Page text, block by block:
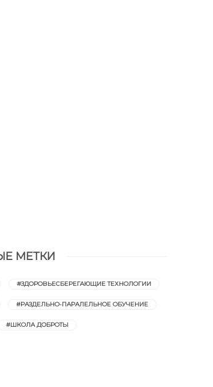
МЕТКИ
#ЗДОРОВЬЕСБЕРЕГАЮЩИЕ ТЕХНОЛОГИИ
#РАЗДЕЛЬНО-ПАРАЛЕЛЬНОЕ ОБУЧЕНИЕ
#ШКОЛА ДОБРОТЫ